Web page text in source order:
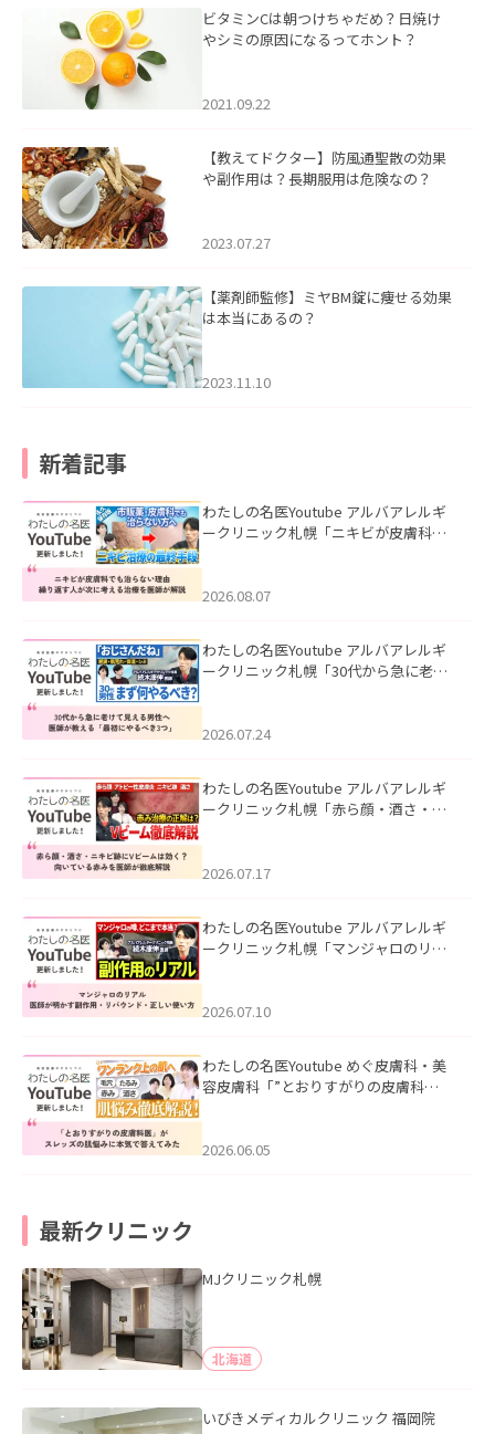
ビタミンCは朝つけちゃだめ？日焼け
やシミの原因になるってホント？
2021.09.22
【教えてドクター】防風通聖散の効果
や副作用は？長期服用は危険なの？
2023.07.27
【薬剤師監修】ミヤBM錠に痩せる効果
は本当にあるの？
2023.11.10
新着記事
わたしの名医Youtube アルバアレルギ
ークリニック札幌「ニキビが皮膚科で
ました。
2026.08.07
わたしの名医Youtube アルバアレルギ
ークリニック札幌「30代から急に老け
た。
2026.07.24
わたしの名医Youtube アルバアレルギ
ークリニック札幌「赤ら顔・酒さ・ニ
した。
2026.07.17
わたしの名医Youtube アルバアレルギ
ークリニック札幌「マンジャロのリア
た。
2026.07.10
わたしの名医Youtube めぐ皮膚科・美
容皮膚科「”とおりすがりの皮膚科
2026.06.05
最新クリニック
MJクリニック札幌
北海道
いびきメディカルクリニック 福岡院